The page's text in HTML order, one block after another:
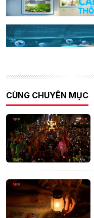
CÙNG CHUYÊN MỤC